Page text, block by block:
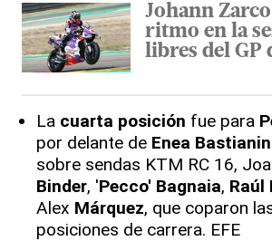
Johann
ritmo en la
libres del GP
La cuarta posición fue para
por delante de Enea
sobre sendas KTM RC 16,
Binder, 'Pecco' Bagnaia, Raúl
Alex Márquez, que coparon
posiciones de carrera. EFE